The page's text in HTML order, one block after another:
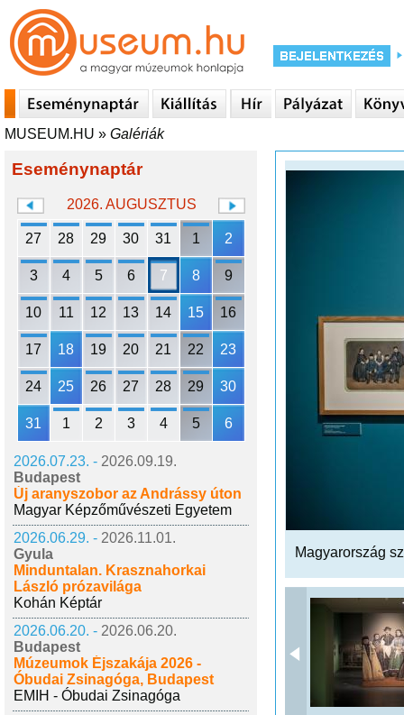
MUSEUM.HU » Galériák
Eseménynaptár
2026. AUGUSZTUS
27 28 29 30 31 1 2
3 4 5 6 7 8 9
10 11 12 13 14 15 16
17 18 19 20 21 22 23
24 25 26 27 28 29 30
31 1 2 3 4 5 6
2026.07.23. - 2026.09.19.
Budapest
Új aranyszobor az Andrássy úton
Magyar Képzőművészeti Egyetem
2026.06.29. - 2026.11.01.
Gyula
Minduntalan. Krasznahorkai
László prózavilága
Kohán Képtár
2026.06.20. - 2026.06.20.
Budapest
Múzeumok Éjszakája 2026 -
Óbudai Zsinagóga, Budapest
EMIH - Óbudai Zsinagóga
Magyarország